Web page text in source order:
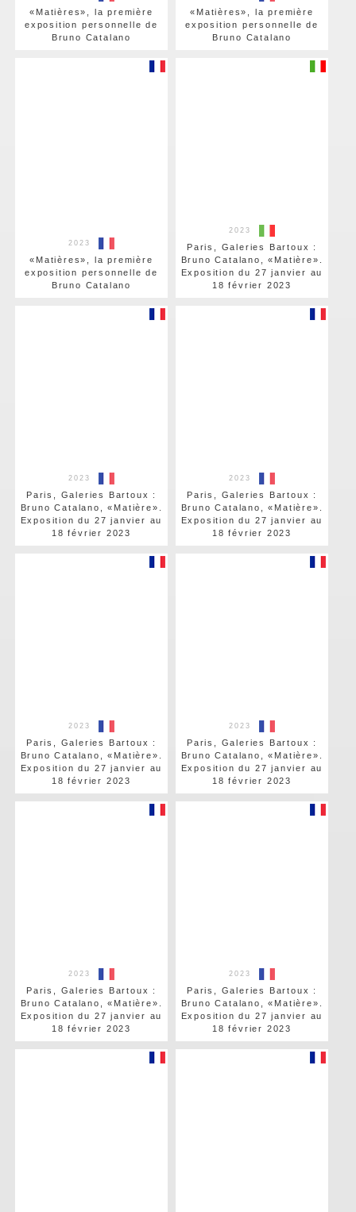
«Matières», la première
exposition personnelle de
Bruno Catalano
«Matières», la première
exposition personnelle de
Bruno Catalano
2023
«Matières», la première
exposition personnelle de
Bruno Catalano
2023
Paris, Galeries Bartoux :
Bruno Catalano, «Matière».
Exposition du 27 janvier au
18 février 2023
2023
Paris, Galeries Bartoux :
Bruno Catalano, «Matière».
Exposition du 27 janvier au
18 février 2023
2023
Paris, Galeries Bartoux :
Bruno Catalano, «Matière».
Exposition du 27 janvier au
18 février 2023
2023
Paris, Galeries Bartoux :
Bruno Catalano, «Matière».
Exposition du 27 janvier au
18 février 2023
2023
Paris, Galeries Bartoux :
Bruno Catalano, «Matière».
Exposition du 27 janvier au
18 février 2023
2023
Paris, Galeries Bartoux :
Bruno Catalano, «Matière».
Exposition du 27 janvier au
18 février 2023
2023
Paris, Galeries Bartoux :
Bruno Catalano, «Matière».
Exposition du 27 janvier au
18 février 2023